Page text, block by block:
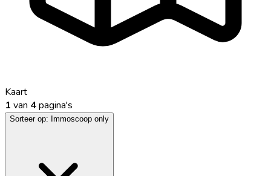
Kaart
1 van 4pagina's
Sorteer op: Immoscoop only